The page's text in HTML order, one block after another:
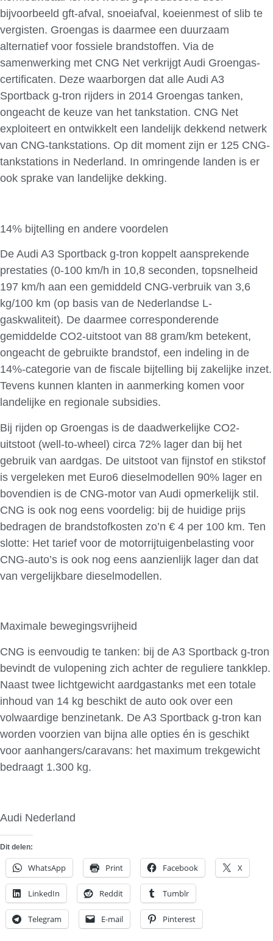
bijvoorbeeld gft-afval, snoeiafval, koeienmest of slib te
vergisten. Groengas is daarmee een duurzaam
alternatief voor fossiele brandstoffen. Via de
samenwerking met CNG Net verkrijgt Audi Groengas-
certificaten. Deze waarborgen dat alle Audi A3
Sportback g-tron rijders in 2014 Groengas tanken,
ongeacht de keuze van het tankstation. CNG Net
exploiteert en ontwikkelt een landelijk dekkend netwerk
van CNG-tankstations. Op dit moment zijn er 125 CNG-
tankstations in Nederland. In omringende landen is er
ook sprake van landelijke dekking.
14% bijtelling en andere voordelen
De Audi A3 Sportback g-tron koppelt aansprekende
prestaties (0-100 km/h in 10,8 seconden, topsnelheid
197 km/h aan een gemiddeld CNG-verbruik van 3,6
kg/100 km (op basis van de Nederlandse L-
gaskwaliteit). De daarmee corresponderende
gemiddelde CO2-uitstoot van 88 gram/km betekent,
ongeacht de gebruikte brandstof, een indeling in de
14%-categorie van de fiscale bijtelling bij zakelijke inzet.
Tevens kunnen klanten in aanmerking komen voor
landelijke en regionale subsidies.
Bij rijden op Groengas is de daadwerkelijke CO2-
uitstoot (well-to-wheel) circa 72% lager dan bij het
gebruik van aardgas. De uitstoot van fijnstof en stikstof
is vergeleken met Euro6 dieselmodellen 90% lager en
bovendien is de CNG-motor van Audi opmerkelijk stil.
CNG is ook nog eens voordelig: bij de huidige prijs
bedragen de brandstofkosten zo’n € 4 per 100 km. Ten
slotte: Het tarief voor de motorrijtuigenbelasting voor
CNG-auto’s is ook nog eens aanzienlijk lager dan dat
van vergelijkbare dieselmodellen.
Maximale bewegingsvrijheid
CNG is eenvoudig te tanken: bij de A3 Sportback g-tron
bevindt de vulopening zich achter de reguliere tankklep.
Naast twee lichtgewicht aardgastanks met een totale
inhoud van 14 kg beschikt de auto ook over een
volwaardige benzinetank. De A3 Sportback g-tron kan
worden voorzien van bijna alle opties én is geschikt
voor aanhangers/caravans: het maximum trekgewicht
bedraagt 1.300 kg.
Audi Nederland
Dit delen:
WhatsApp Print Facebook X
LinkedIn Reddit Tumblr
Telegram E-mail Pinterest